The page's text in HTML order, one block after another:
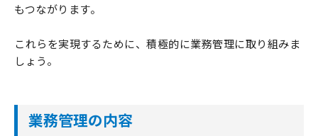
もつながります。
これらを実現するために、積極的に業務管理に取り組みま
しょう。
業務管理の内容